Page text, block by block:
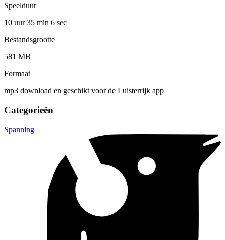
Speelduur
10 uur 35 min 6 sec
Bestandsgrootte
581 MB
Formaat
mp3 download en geschikt voor de Luisterrijk app
Categorieën
Spanning